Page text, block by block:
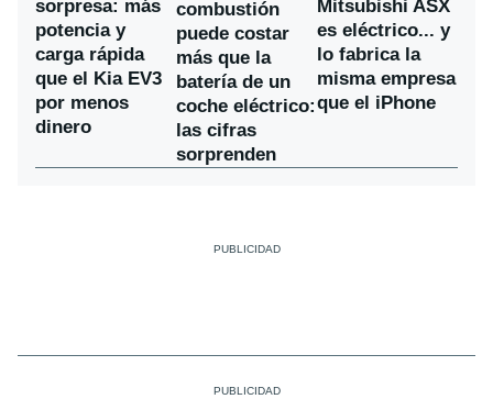
sorpresa: más
potencia y
carga rápida
que el Kia EV3
por menos
dinero
combustión
puede costar
más que la
batería de un
coche eléctrico:
las cifras
sorprenden
Mitsubishi ASX
es eléctrico... y
lo fabrica la
misma empresa
que el iPhone